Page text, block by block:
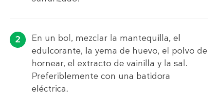
En un bol, mezclar la mantequilla, el
edulcorante, la yema de huevo, el polvo de
hornear, el extracto de vainilla y la sal.
Preferiblemente con una batidora
eléctrica.